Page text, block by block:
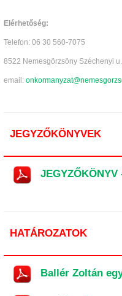
Elérhetőség:
Telefon: 06 30 560-7075
8522 Nemesgörzsöny Széchenyi
email:
JEGYZŐKÖNYVEK
HATÁROZATOK
Ballér Zoltán